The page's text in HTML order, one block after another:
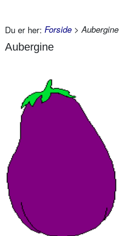
Du er her: Forside > Aubergine
Aubergine